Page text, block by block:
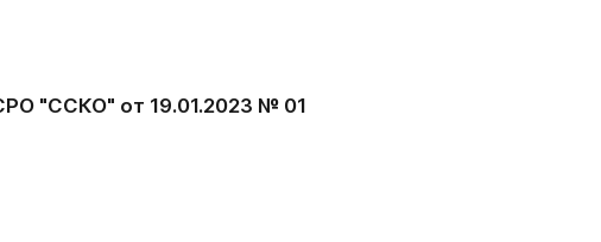
"ССКО" от 19.01.2023 № 01